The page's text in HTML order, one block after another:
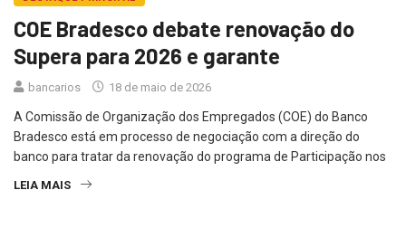
COE Bradesco debate renovação do
Supera para 2026 e garante
bancarios 18 de maio de 2026
A Comissão de Organização dos Empregados (COE) do Banco
Bradesco está em processo de negociação com a direção do
banco para tratar da renovação do programa de Participação nos
LEIA MAIS